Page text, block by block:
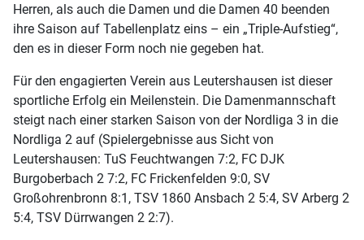
Herren, als auch die Damen und die Damen 40 beenden
ihre Saison auf Tabellenplatz eins – ein „Triple-Aufstieg“,
den es in dieser Form noch nie gegeben hat.
Für den engagierten Verein aus Leutershausen ist dieser
sportliche Erfolg ein Meilenstein. Die Damenmannschaft
steigt nach einer starken Saison von der Nordliga 3 in die
Nordliga 2 auf (Spielergebnisse aus Sicht von
Leutershausen: TuS Feuchtwangen 7:2, FC DJK
Burgoberbach 2 7:2, FC Frickenfelden 9:0, SV
Großohrenbronn 8:1, TSV 1860 Ansbach 2 5:4, SV Arberg 2
5:4, TSV Dürrwangen 2 2:7).